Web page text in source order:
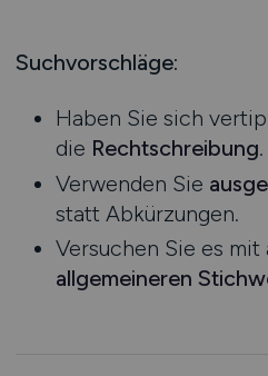
Marketing / PR / Medien
Prozessplanung /
Spedition / Transport
Supply Chain Management
Technik / Engineering
Verkehrsplanung
Mecklenburg-Vorpommern
Nordrhein-Westfalen
Rheinland-Pfalz
Saarland
Sachsen
Sachsen-Anhalt
Schleswig-Holstein
Suchvorschläge:
Haben Sie sich
die Rechtschreibung.
Verwenden Sie
statt Abkürzungen.
Versuchen Sie es
allgemeineren